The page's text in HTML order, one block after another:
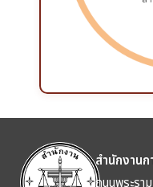
สำนักงาน